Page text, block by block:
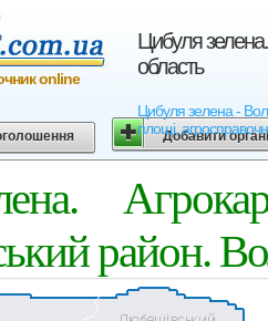
Цибуля
область
Цибуля зелена -
площі,
online
Добавити
район.